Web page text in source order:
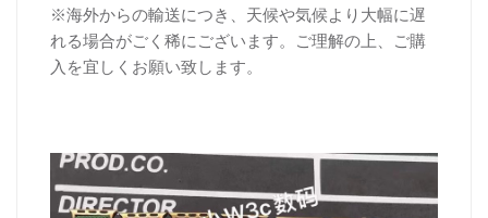
※海外からの輸送につき、天候や気候より大幅に遅
れる場合がごく稀にございます。ご理解の上、ご購
入を宜しくお願い致します。